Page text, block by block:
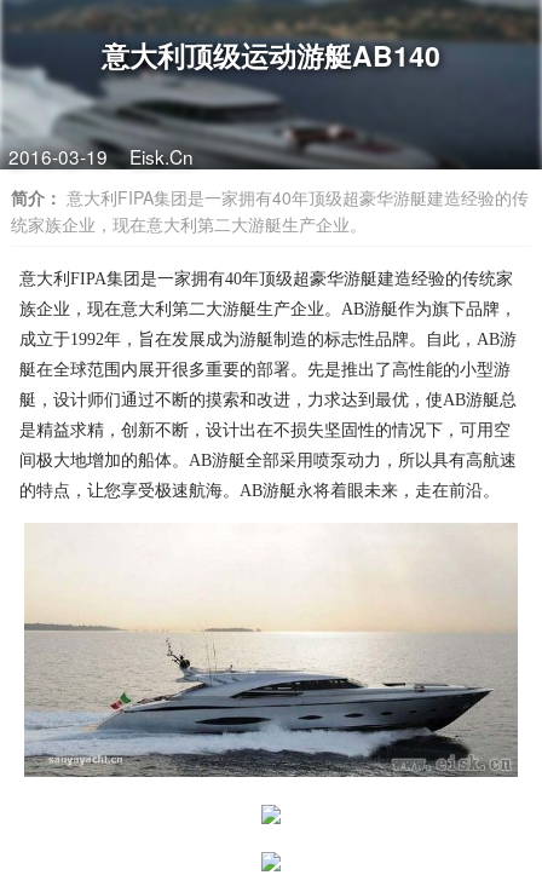
意大利顶级运动游艇AB140
2016-03-19 Eisk.Cn
简介： 意大利FIPA集团是一家拥有40年顶级超豪华游艇建造经验的传
统家族企业，现在意大利第二大游艇生产企业。
意大利FIPA集团是一家拥有40年顶级超豪华游艇建造经验的传统家
族企业，现在意大利第二大游艇生产企业。AB游艇作为旗下品牌，
成立于1992年，旨在发展成为游艇制造的标志性品牌。自此，AB游
艇在全球范围内展开很多重要的部署。先是推出了高性能的小型游
艇，设计师们通过不断的摸索和改进，力求达到最优，使AB游艇总
是精益求精，创新不断，设计出在不损失坚固性的情况下，可用空
间极大地增加的船体。AB游艇全部采用喷泵动力，所以具有高航速
的特点，让您享受极速航海。AB游艇永将着眼未来，走在前沿。